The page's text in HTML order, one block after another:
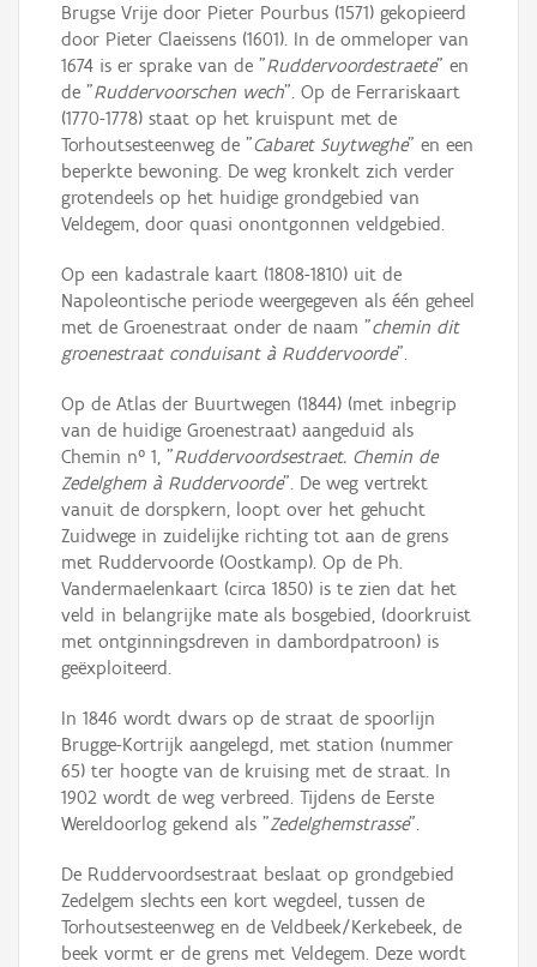
Brugse Vrije door Pieter Pourbus (1571) gekopieerd
door Pieter Claeissens (1601). In de ommeloper van
1674 is er sprake van de "Ruddervoordestraete" en
de "Ruddervoorschen wech". Op de Ferrariskaart
(1770-1778) staat op het kruispunt met de
Torhoutsesteenweg de "Cabaret Suytweghe" en een
beperkte bewoning. De weg kronkelt zich verder
grotendeels op het huidige grondgebied van
Veldegem, door quasi onontgonnen veldgebied.
Op een kadastrale kaart (1808-1810) uit de
Napoleontische periode weergegeven als één geheel
met de Groenestraat onder de naam "chemin dit
groenestraat conduisant à Ruddervoorde".
Op de Atlas der Buurtwegen (1844) (met inbegrip
van de huidige Groenestraat) aangeduid als
Chemin n° 1, "Ruddervoordsestraet. Chemin de
Zedelghem à Ruddervoorde". De weg vertrekt
vanuit de dorspkern, loopt over het gehucht
Zuidwege in zuidelijke richting tot aan de grens
met Ruddervoorde (Oostkamp). Op de Ph.
Vandermaelenkaart (circa 1850) is te zien dat het
veld in belangrijke mate als bosgebied, (doorkruist
met ontginningsdreven in dambordpatroon) is
geëxploiteerd.
In 1846 wordt dwars op de straat de spoorlijn
Brugge-Kortrijk aangelegd, met station (nummer
65) ter hoogte van de kruising met de straat. In
1902 wordt de weg verbreed. Tijdens de Eerste
Wereldoorlog gekend als "Zedelghemstrasse".
De Ruddervoordsestraat beslaat op grondgebied
Zedelgem slechts een kort wegdeel, tussen de
Torhoutsesteenweg en de Veldbeek/Kerkebeek, de
beek vormt er de grens met Veldegem. Deze wordt